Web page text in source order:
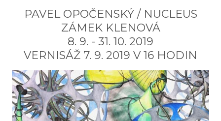
PAVEL OPOČENSKÝ / NUCLEUS
ZÁMEK KLENOVÁ
8. 9. - 31. 10. 2019
VERNISÁŽ 7. 9. 2019 V 16 HODIN